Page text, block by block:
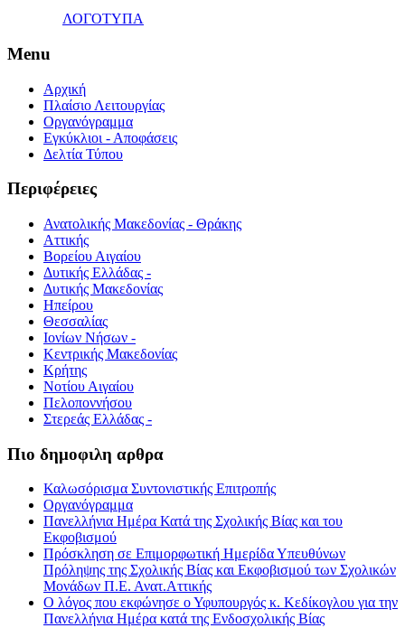
ΛΟΓΟΤΥΠΑ
Menu
Αρχική
Πλαίσιο Λειτουργίας
Οργανόγραμμα
Εγκύκλιοι - Αποφάσεις
Δελτία Τύπου
Περιφέρειες
Ανατολικής Μακεδονίας - Θράκης
Αττικής
Βορείου Αιγαίου
Δυτικής Ελλάδας -
Δυτικής Μακεδονίας
Ηπείρου
Θεσσαλίας
Ιονίων Νήσων -
Κεντρικής Μακεδονίας
Κρήτης
Νοτίου Αιγαίου
Πελοποννήσου
Στερεάς Ελλάδας -
Πιο δημοφιλη αρθρα
Καλωσόρισμα Συντονιστικής Επιτροπής
Οργανόγραμμα
Πανελλήνια Ημέρα Κατά της Σχολικής Βίας και του
Εκφοβισμού
Πρόσκληση σε Επιμορφωτική Ημερίδα Υπευθύνων
Πρόληψης της Σχολικής Βίας και Εκφοβισμού των Σχολικών
Μονάδων Π.Ε. Ανατ.Αττικής
Ο λόγος που εκφώνησε ο Υφυπουργός κ. Κεδίκογλου για την
Πανελλήνια Ημέρα κατά της Ενδοσχολικής Βίας